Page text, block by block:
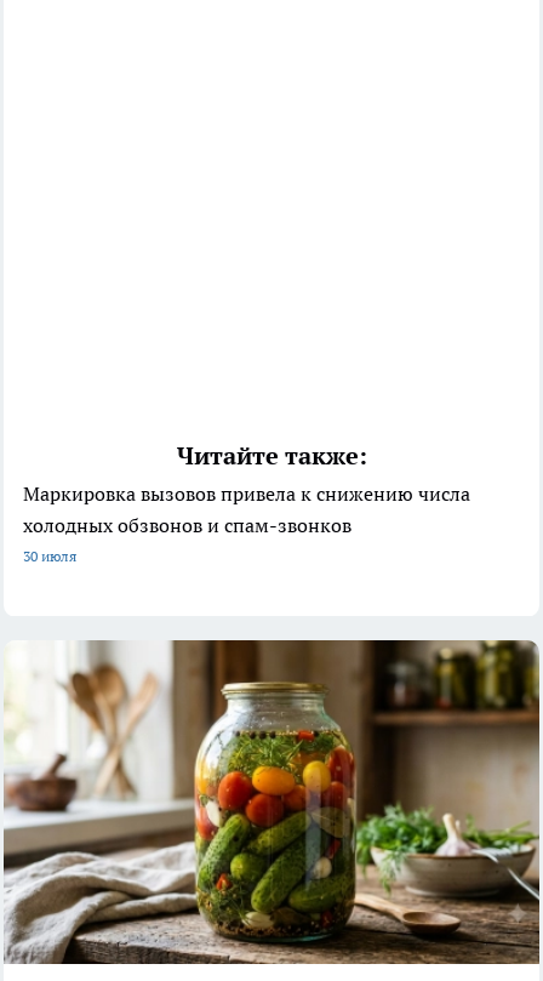
Читайте также:
Маркировка вызовов привела к снижению числа
холодных обзвонов и спам-звонков
30 июля